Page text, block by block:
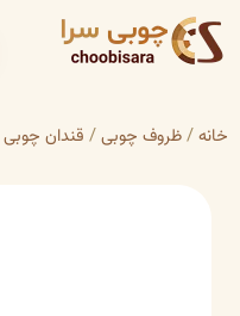
خانه / ظروف چوبی / قندان چوبی